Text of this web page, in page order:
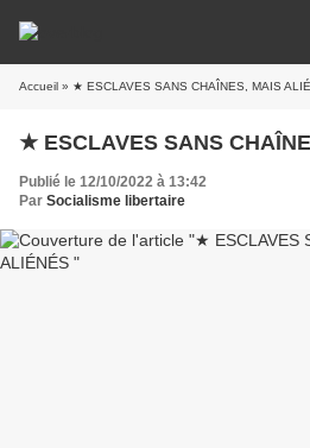
Accueil » ★ ESCLAVES SANS CHAÎNES, MAIS
★ ESCLAVES SANS
Publié le 12/10/2022 à 13:42
Par Socialisme libertaire